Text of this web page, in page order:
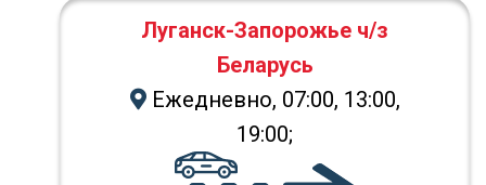
Луганск-Запорожье ч/з
Беларусь
Ежедневно, 07:00, 13:00,
19:00;